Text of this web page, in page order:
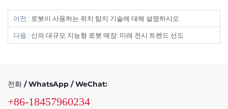
이전 : 로봇이 사용하는 위치 탐지 기술에 대해 설명하시오
다음 : 신의 대규모 지능형 로봇 매장: 미래 전시 트렌드 선도
전화 / WhatsApp / WeChat:
+86-18457960234